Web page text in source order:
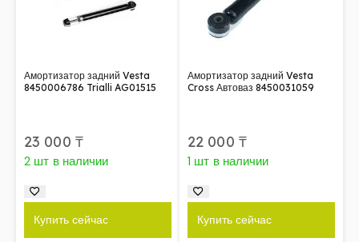
Амортизатор задний Vesta
8450006786 Trialli AG01515
23 000 ₸
2 шт в наличии
Купить сейчас
Амортизатор задний Vesta
Cross Автоваз 8450031059
22 000 ₸
1 шт в наличии
Купить сейчас